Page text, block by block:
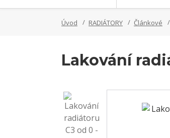
Úvod RADIÁTORY Článkové
Lakování